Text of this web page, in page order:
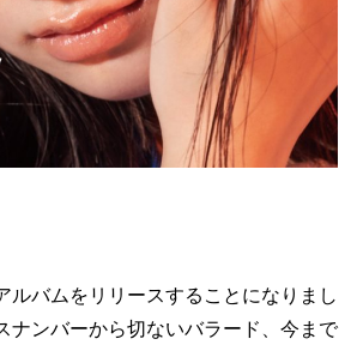
ルバムをリリースすることになりまし
ナンバーから切ないバラード、今まで